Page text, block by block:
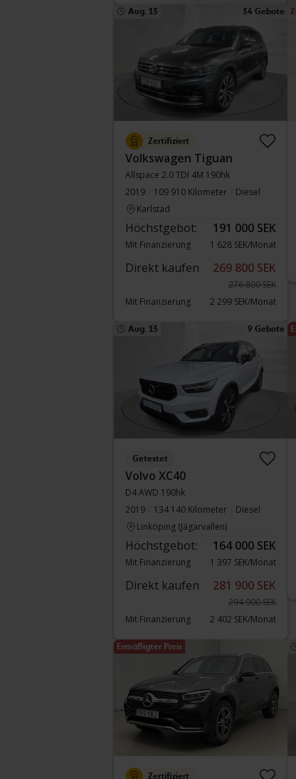
Aug. 13 34 Gebote
Zertifiziert
Volkswagen Tiguan
Allspace 2.0 TDI 4M 190hk
2019
109 910 Kilometer
Diesel
Karlstad
Höchstgebot: 191 000 SEK
Mit Finanzierung 1 628 SEK/Monat
Direkt kaufen 269 800 SEK
276 800 SEK
Mit Finanzierung
2 299 SEK/Monat
Aug. 13 9 Gebote
Getestet
Volvo XC40
D4 AWD 190hk
2019
134 140 Kilometer
Diesel
Linköping (Jägarvallen)
Höchstgebot: 164 000 SEK
Mit Finanzierung 1 397 SEK/Monat
Direkt kaufen 281 900 SEK
294 900 SEK
Mit Finanzierung
2 402 SEK/Monat
Ermäßigter Preis
Zertifiziert